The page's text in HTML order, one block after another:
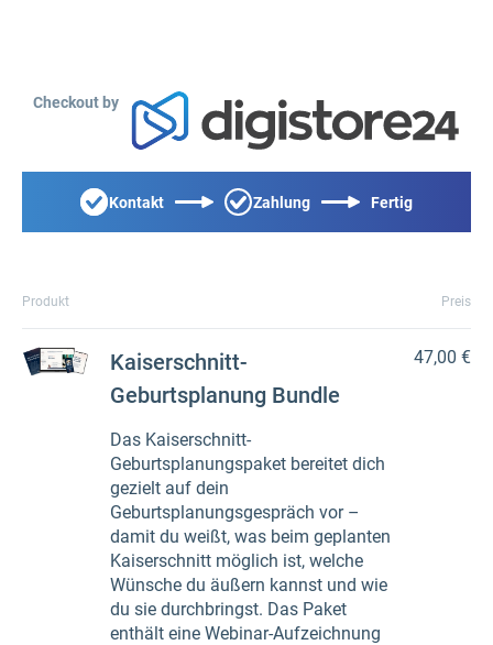
Checkout by
Kontakt Zahlung Fertig
Produkt Preis
Kaiserschnitt-
Geburtsplanung Bundle
Das Kaiserschnitt-
Geburtsplanungspaket bereitet dich
gezielt auf dein
Geburtsplanungsgespräch vor –
damit du weißt, was beim geplanten
Kaiserschnitt möglich ist, welche
Wünsche du äußern kannst und wie
du sie durchbringst. Das Paket
enthält eine Webinar-Aufzeichnung
47,00 €